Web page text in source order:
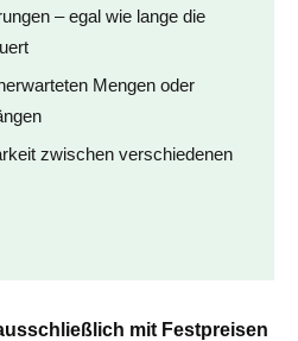
– egal wie lange die
Mengen oder
zwischen verschiedenen
mit Festpreisen